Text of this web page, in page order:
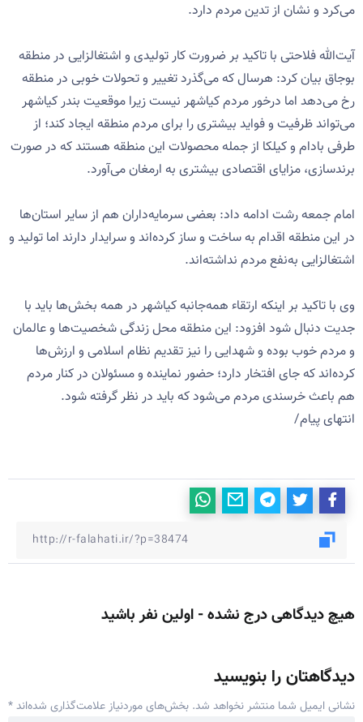
می‌کرد و نشان از تدین مردم دارد.
آیت‌الله فلاحتی با تاکید بر ضرورت کار تولیدی و اشتغالزایی در منطقه
بوجاق بیان کرد: هرسال که‌ می‌گذرد تغییر و تحولات خوبی در منطقه
رخ می‌دهد اما درخور مردم کیاشهر نیست زیرا موقعیت بندر کیاشهر
می‌تواند ظرفیت‌ و فواید بیشتری را برای مردم منطقه ایجاد کند؛ از
طرفی بادام و کیلکا از جمله محصولات این منطقه هستند که در صورت
برند‌سازی، مزایای اقتصادی بیشتری به ارمغان می‌آورد.
امام جمعه رشت ادامه داد: بعضی سرمایه‌داران هم از سایر استان‌ها
در این منطقه اقدام به ساخت و ساز کرده‌اند و سرایدار دارند اما تولید و
اشتغالزایی به‌نفع مردم نداشته‌اند.
وی با تاکید بر اینکه ارتقاء همه‌جانبه کیاشهر در همه بخش‌ها باید با
جدیت دنبال شود افزود: این منطقه محل زندگی شخصیت‌ها و عالمان
و مردم خوب بوده و شهدایی را نیز تقدیم نظام اسلامی و ارزش‌ها
کرده‌اند که جای افتخار دارد؛ حضور نماینده و مسئولان در کنار مردم
هم باعث خرسندی مردم می‌شود که باید در نظر گرفته شود.
انتهای پیام/
هیچ دیدگاهی درج نشده - اولین نفر باشید
دیدگاهتان را بنویسید
نشانی ایمیل شما منتشر نخواهد شد. بخش‌های موردنیاز علامت‌گذاری شده‌اند*